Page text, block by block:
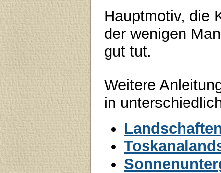
Hauptmotiv, die
der wenigen
gut tut.
Weitere
in